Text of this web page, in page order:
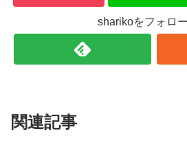
sharikoをフォロ
関連記事